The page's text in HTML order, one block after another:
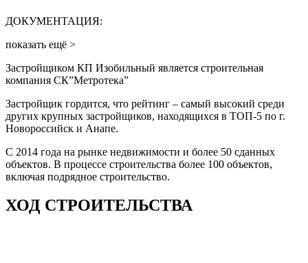
ДОКУМЕНТАЦИЯ:
показать ещё >
Застройщиком КП Изобильный является строительная
компания СК”Метротека”
Застройщик гордится, что рейтинг – самый высокий среди
других крупных застройщиков, находящихся в ТОП-5 по г.
Новороссийск и Анапе.
С 2014 года на рынке недвижимости и более 50 сданных
объектов. В процессе строительства более 100 объектов,
включая подрядное строительство.
ХОД СТРОИТЕЛЬСТВА